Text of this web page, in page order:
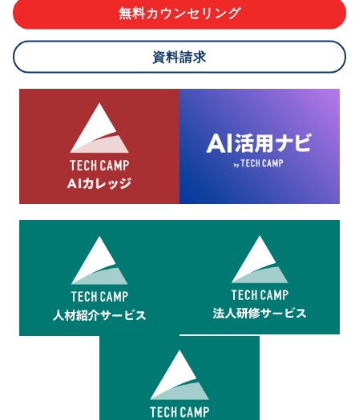
ご本人様が当社に個人情報を提供されるかどうかは任意による
応ができない場合があります。
8.cookieにより取得・分析した情報とその利用について
当社は第三者が運営するデータ・マネジメント・プラットフォ
ームからcookieにより収集されたウェブの閲覧機歴及びその分
析結果を取得し、これをお客様の個人データと結びつけた上
で、広告配信等の目的で利用いたします。
無料カウンセリング
資料請求